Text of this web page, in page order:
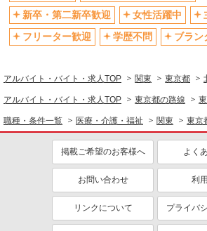
ティブな
制服貸与
研修制度
資格取得支援制度あり
医療・介護・福祉
看護師・保健師・看護助手・助産師
同じ特徴から求人を探す
未経験歓迎
ミドル（
ボーナス・賞与あり
車通勤OK
社会保険
産休・育休取得実績あり
新卒・第二新卒歓迎
女性活躍中
フリーター歓迎
学歴不問
ブラン
アルバイト・バイト・求人TOP 関東 東京都
アルバイト・バイト・求人TOP 東京都の路線
職種・条件一覧 医療・介護・福祉 関東 東京
掲載ご希望のお客様へ よく
お問い合わせ 利
リンクについて プライバ